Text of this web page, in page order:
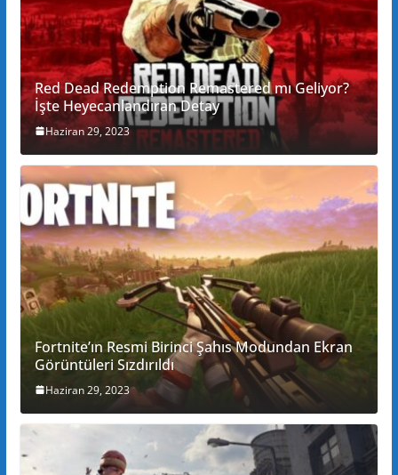
Red Dead Redemption Remastered mı Geliyor?
İşte Heyecanlandıran Detay
Haziran 29, 2023
Fortnite’ın Resmi Birinci Şahıs Modundan Ekran
Görüntüleri Sızdırıldı
Haziran 29, 2023